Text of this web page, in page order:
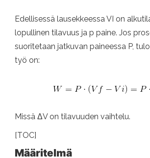
Edellisessä lausekkeessa VI on
lopullinen tilavuus ja p paine. Jos
suoritetaan jatkuvan paineessa P,
työ on:
Missä ΔV on tilavuuden vaihtelu.
[TOC]
Määritelmä